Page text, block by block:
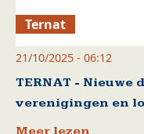
Ternat
21/10/2025 - 06:12
TERNAT -
verenigingen en